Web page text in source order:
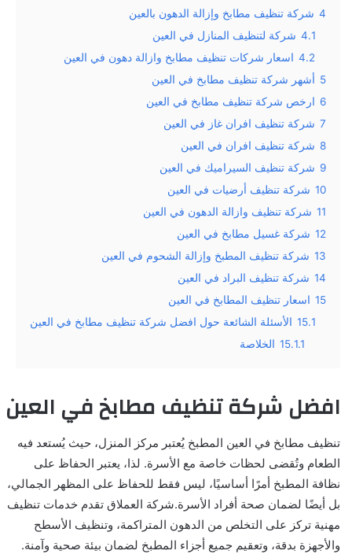
4 شركة تنظيف مطابخ وإزالة الدهون بالعين
4.1 شركة لتنظيف المنازل في العين
4.2 اسعار شركات تنظيف مطابخ وازالة دهون في العين
5 أشهر شركة تنظيف مطابخ في العين
6 ارخص شركة تنظيف مطابخ في العين
7 شركة تنظيف افران غاز في العين
8 شركة تنظيف افران في العين
9 شركة تنظيف السيراميك في العين
10 شركة تنظيف أرضيات في العين
11 شركة تنظيف وازالة الدهون في العين
12 شركة غسيل مطابخ في العين
13 شركة تنظيف المطبخ وإزالة الشحوم في العين
14 شركة تنظيف البراد في العين
15 اسعار تنظيف المطابخ في العين
15.1 الأسئلة الشائعة حول افضل شركة تنظيف مطابخ في العين
15.1.1 الخلاصة
افضل شركة تنظيف مطابخ في العين
تنظيف مطابخ في العين المطبخ يُعتبر مركز المنزل، حيث يُستعد فيه
الطعام وتُقضى لحظات خاصة مع الأسرة. لذا، يعتبر الحفاظ على
نظافة المطبخ أمرًا أساسيًا، ليس فقط للحفاظ على المظهر الجمالي،
بل أيضًا لضمان صحة أفراد الأسرة.شركة العملاق تقدم خدمات تنظيف
مهنية تركز على التخلص من الدهون المتراكمة، وتنظيف الأسطح
والأجهزة بدقة، وتعقيم جميع أجزاء المطبخ لضمان بيئة صحية وآمنة.